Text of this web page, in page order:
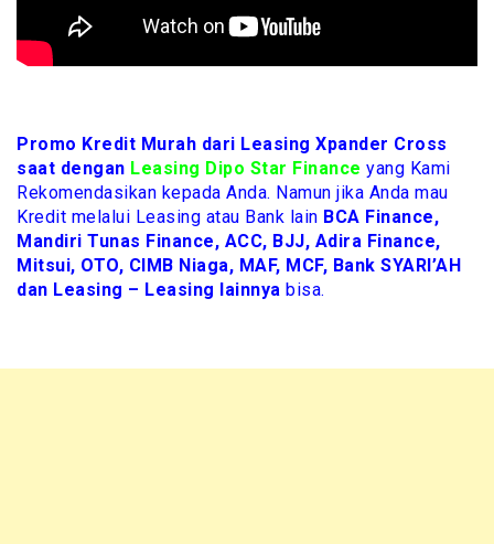
Promo Kredit Murah dari Leasing Xpander Cross
saat dengan Leasing Dipo Star Finance yang Kami
Rekomendasikan kepada Anda. Namun jika Anda mau
Kredit melalui Leasing atau Bank lain BCA Finance,
Mandiri Tunas Finance, ACC, BJJ, Adira Finance,
Mitsui, OTO, CIMB Niaga, MAF, MCF, Bank SYARI’AH
dan Leasing – Leasing lainnya bisa.